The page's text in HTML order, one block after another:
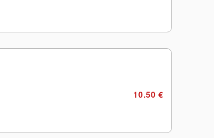
10.50 €